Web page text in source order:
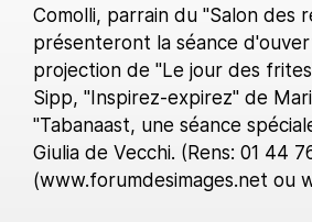
Comolli, parrain du "Salon des
présenteront la séance
projection de "Le jour des
Sipp, "Inspirez-expirez" de
"Tabanaast, une séance
Giulia de Vecchi. (Rens: 01 44
(www.forumdesimages.net ou